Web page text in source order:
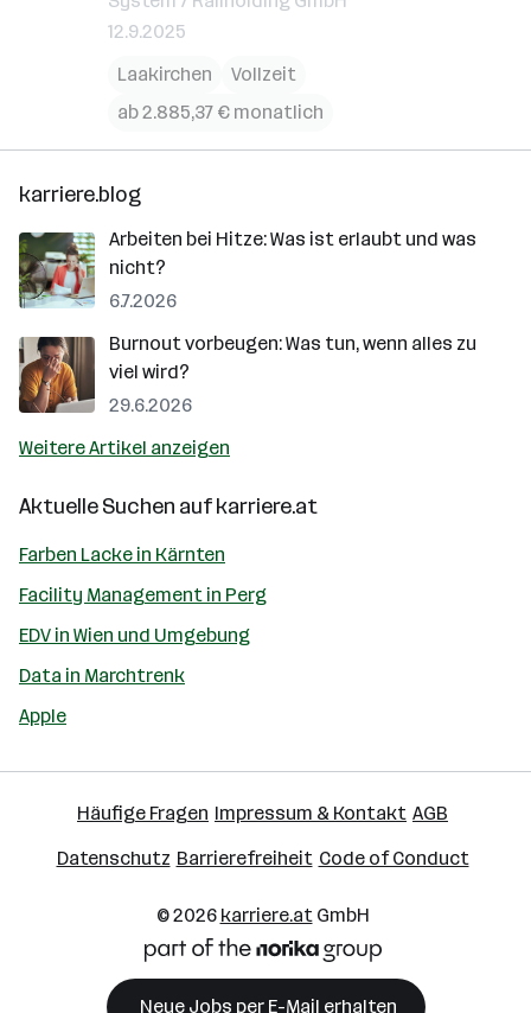
12.9.2025
Laakirchen
Vollzeit
ab 2.885,37 € monatlich
karriere.blog
Arbeiten bei Hitze: Was ist erlaubt und was
nicht?
6.7.2026
Burnout vorbeugen: Was tun, wenn alles zu
viel wird?
29.6.2026
Weitere Artikel anzeigen
Aktuelle Suchen aufkarriere.at
Farben Lacke in Kärnten
Facility Management in Perg
EDV in Wien und Umgebung
Data in Marchtrenk
Apple
Häufige Fragen Impressum & Kontakt AGB
Datenschutz Barrierefreiheit Code of Conduct
© 2026 karriere.atGmbH
Neue Jobs per E-Mail erhalten